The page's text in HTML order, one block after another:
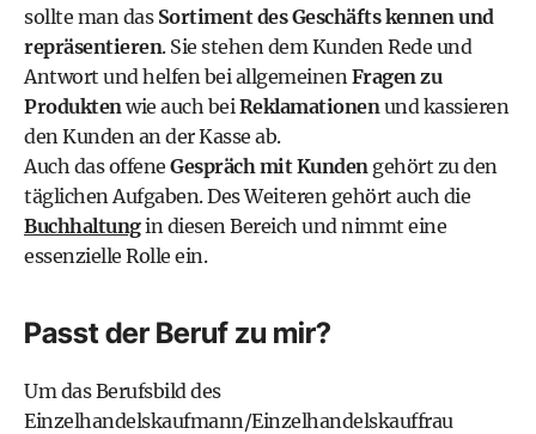
sollte man das Sortiment des Geschäfts kennen und
repräsentieren. Sie stehen dem Kunden Rede und
Antwort und helfen bei allgemeinenFragen zu
Produktenwie auch beiReklamationenund kassieren
den Kunden an der Kasse ab.
Auch das offene Gespräch mit Kundengehört zu den
täglichen Aufgaben. Des Weiteren gehört auch die
Buchhaltungin diesen Bereich und nimmt eine
essenzielle Rolle ein.
Passt der Beruf zu mir?
Um das Berufsbild des
Einzelhandelskaufmann/Einzelhandelskauffrau